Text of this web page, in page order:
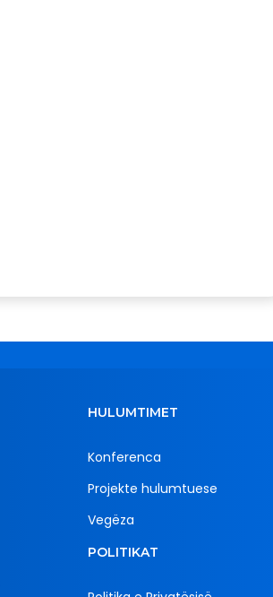
HULUMTIMET
Konferenca
Projekte hulumtuese
Vegëza
POLITIKAT